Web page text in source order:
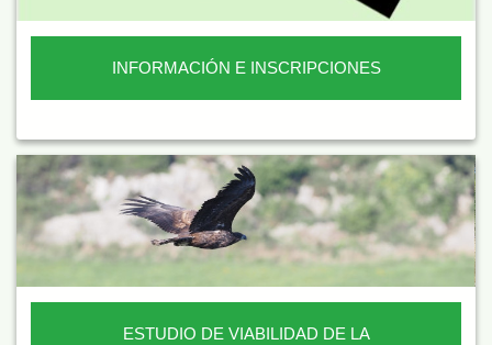
INFORMACIÓN E INSCRIPCIONES
ESTUDIO DE VIABILIDAD DE LA